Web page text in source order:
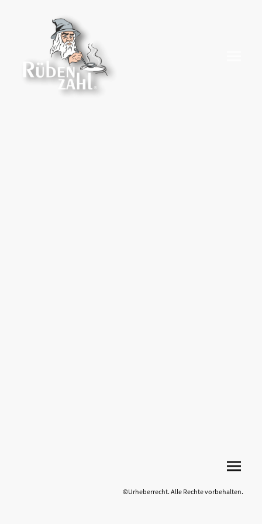
©Urheberrecht. Alle Rechte vorbehalten.